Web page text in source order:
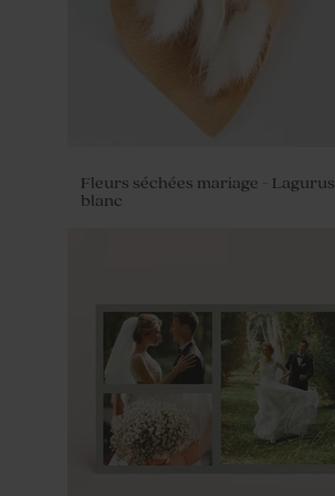
Fleurs séchées mariage - Lagurus
blanc